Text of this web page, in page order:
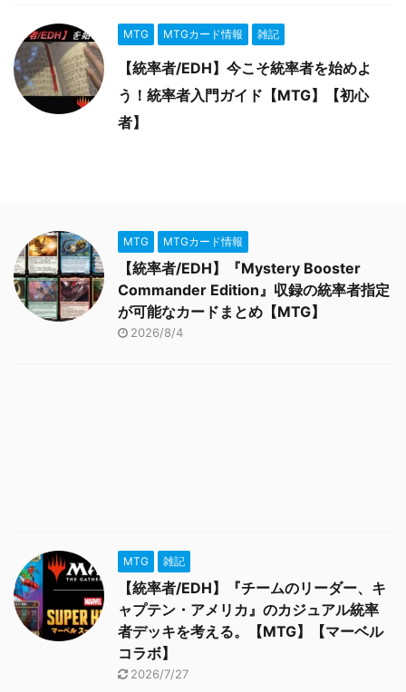
MTG MTGカード情報 雑記
【統率者/EDH】今こそ統率者を始めよ
う！統率者入門ガイド【MTG】【初心
者】
MTG MTGカード情報
【統率者/EDH】『Mystery Booster
Commander Edition』収録の統率者指定
が可能なカードまとめ【MTG】
2026/8/4
MTG 雑記
【統率者/EDH】『チームのリーダー、キ
ャプテン・アメリカ』のカジュアル統率
者デッキを考える。【MTG】【マーベル
コラボ】
2026/7/27